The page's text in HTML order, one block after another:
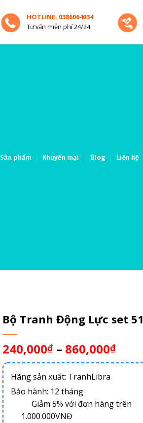
HOTLINE: 0386064034
Tư vấn miễn phí 24/24
Sản phẩm Khuyến mại Blog Liên hệ
Bộ Tranh Động Lực set 51
240,000₫– 860,000₫
Hãng sản xuất: TranhLibra
Bảo hành: 12 tháng
Giảm 5% với đơn hàng trên
1.000.000VNĐ